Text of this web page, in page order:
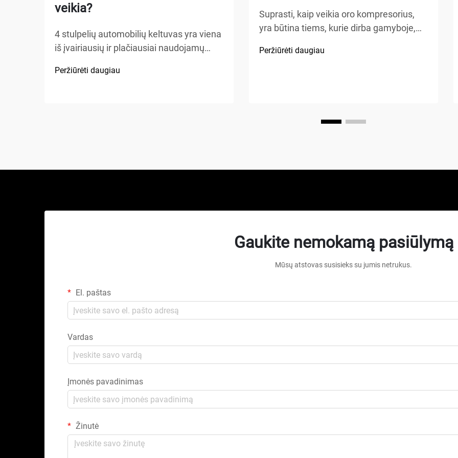
veikia?
4 stulpelių automobilių keltuvas yra viena
iš įvairiausių ir plačiausiai naudojamų
įrengimuose, namų garažuose bei
Peržiūrėti daugiau
Suprasti, kaip veikia oro kompresorius,
yra būtina tiems, kurie dirba gamyboje,
namų patobulinimo projektus. Oro
Peržiūrėti daugiau
Gaukite nemokamą pasiūlymą
Mūsų atstovas susisieks su jumis netrukus.
El. paštas
Vardas
Įmonės pavadinimas
Žinutė